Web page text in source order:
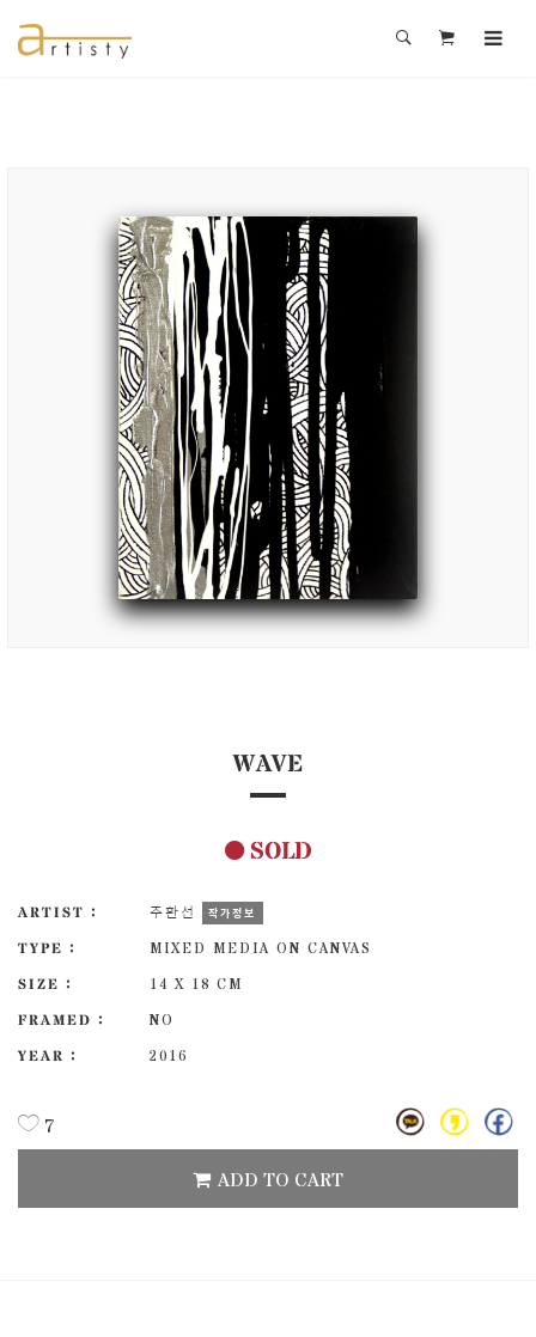
WAVE
SOLD
ARTIST : 주환선 작가정보
TYPE :
MIXED MEDIA ON CANVAS
SIZE :
14 X 18 CM
FRAMED :
NO
YEAR :
2016
7
ADD TO CART